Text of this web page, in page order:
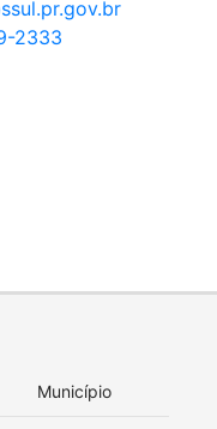
2333
Município